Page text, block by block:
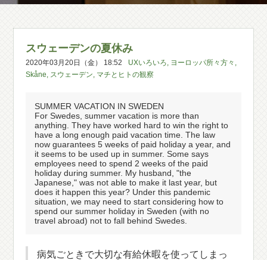
スウェーデンの夏休み
2020年03月20日（金） 18:52 UXいろいろ, ヨーロッパ所々方々 ,
Skåne, スウェーデン, マチとヒトの観察
SUMMER VACATION IN SWEDEN
For Swedes, summer vacation is more than
anything. They have worked hard to win the right to
have a long enough paid vacation time. The law
now guarantees 5 weeks of paid holiday a year, and
it seems to be used up in summer. Some says
employees need to spend 2 weeks of the paid
holiday during summer. My husband, "the
Japanese," was not able to make it last year, but
does it happen this year? Under this pandemic
situation, we may need to start considering how to
spend our summer holiday in Sweden (with no
travel abroad) not to fall behind Swedes.
病気ごときで大切な有給休暇を使ってしまっ